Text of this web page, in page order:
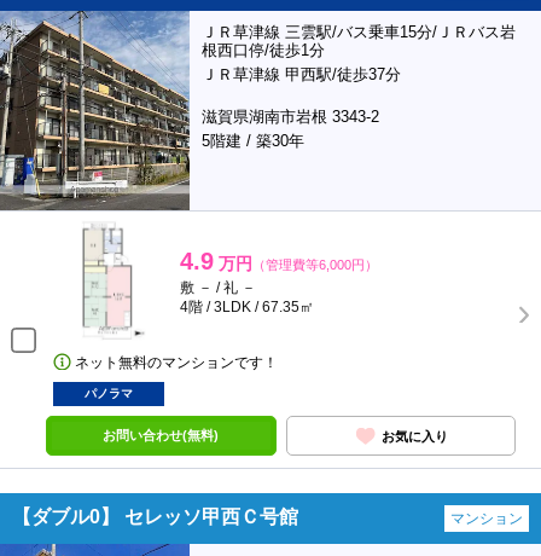
ＪＲ草津線 三雲駅/バス乗車15分/ＪＲバス岩
根西口停/徒歩1分
ＪＲ草津線 甲西駅/徒歩37分
滋賀県湖南市岩根 3343-2
5階建 / 築30年
4.9 万円 （管理費等6,000円）
敷 － / 礼 －
4階 / 3LDK / 67.35㎡
ネット無料のマンションです！
パノラマ
お問い合わせ(無料) お気に入り
【ダブル0】 セレッソ甲西Ｃ号館 マンション